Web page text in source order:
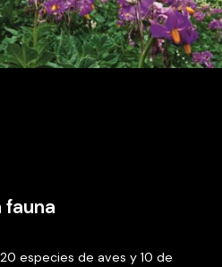
fauna
especies de aves y 10 de